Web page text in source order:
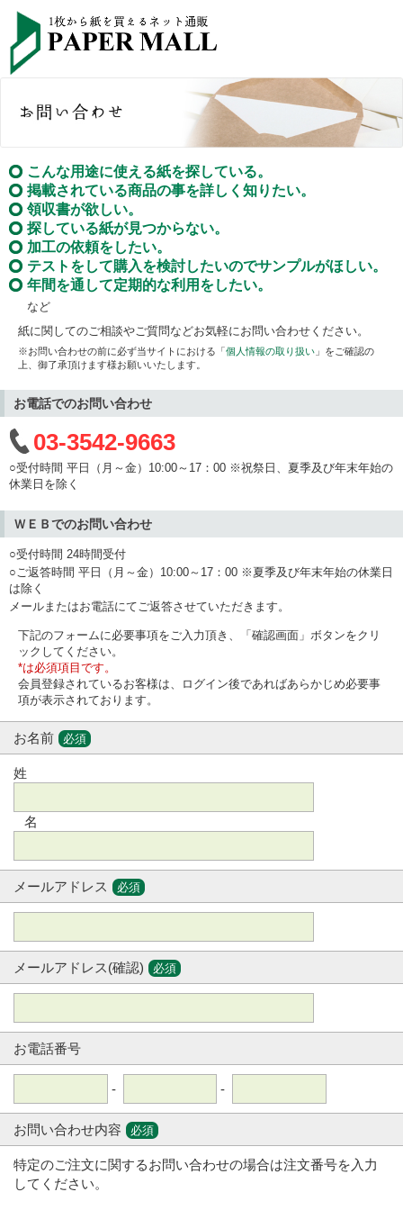
こんな用途に使える紙を探している。
掲載されている商品の事を詳しく知りたい。
領収書が欲しい。
探している紙が見つからない。
加工の依頼をしたい。
テストをして購入を検討したいのでサンプルがほしい。
年間を通して定期的な利用をしたい。
など
紙に関してのご相談やご質問などお気軽にお問い合わせください。
※お問い合わせの前に必ず当サイトにおける「個人情報の取り扱い 」をご確認の
上、御了承頂けます様お願いいたします。
お電話でのお問い合わせ
03-3542-9663
○受付時間 平日（月～金）10:00～17：00 ※祝祭日、夏季及び年末年始の
休業日を除く
ＷＥＢでのお問い合わせ
○受付時間 24時間受付
○ご返答時間 平日（月～金）10:00～17：00 ※夏季及び年末年始の休業日
は除く
メールまたはお電話にてご返答させていただきます。
下記のフォームに必要事項をご入力頂き、「確認画面」ボタンをクリ
ックしてください。
*は必須項目です。
会員登録されているお客様は、ログイン後であればあらかじめ必要事
項が表示されております。
お名前 必須
姓
名
メールアドレス 必須
メールアドレス(確認) 必須
お電話番号
- -
お問い合わせ内容 必須
特定のご注文に関するお問い合わせの場合は注文番号を入力
してください。